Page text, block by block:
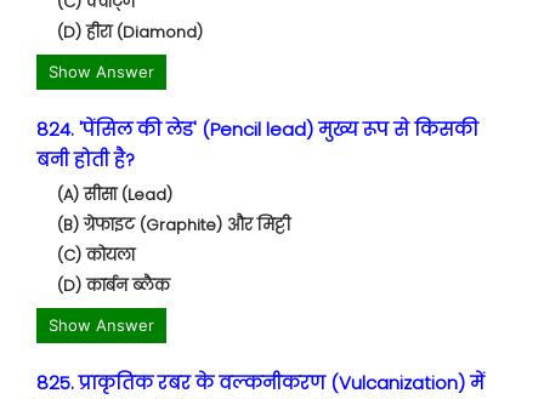
(D) हीरा (Diamond)
Show Answer
824. 'पेंसिल की लेड' (Pencil lead) मुख्य रूप से किसकी
बनी होती है?
(A) सीसा (Lead)
(B) ग्रेफाइट (Graphite) और मिट्टी
(C) कोयला
(D) कार्बन ब्लैक
Show Answer
825. प्राकृतिक रबर के वल्कनीकरण (Vulcanization) में